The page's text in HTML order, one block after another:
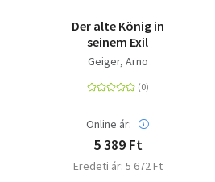
Der alte König in
seinem Exil
Geiger, Arno
Online ár:
5 389 Ft
Eredeti ár: 5 672 Ft